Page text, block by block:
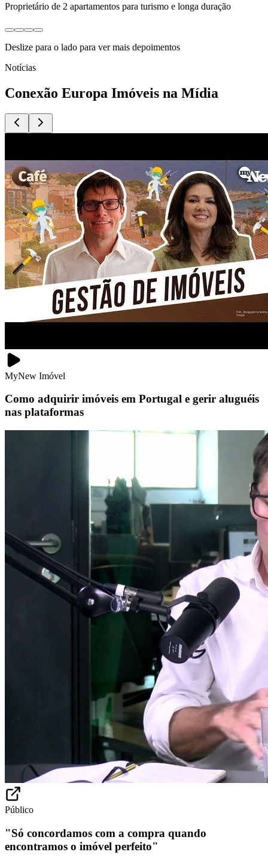
Proprietário de 2 apartamentos para turismo e longa duração
Deslize para o lado para ver mais depoimentos
Notícias
Conexão Europa Imóveis na Mídia
MyNew Imóvel
Como adquirir imóveis em Portugal e gerir aluguéis
nas plataformas
Público
"Só concordamos com a compra quando
encontramos o imóvel perfeito"